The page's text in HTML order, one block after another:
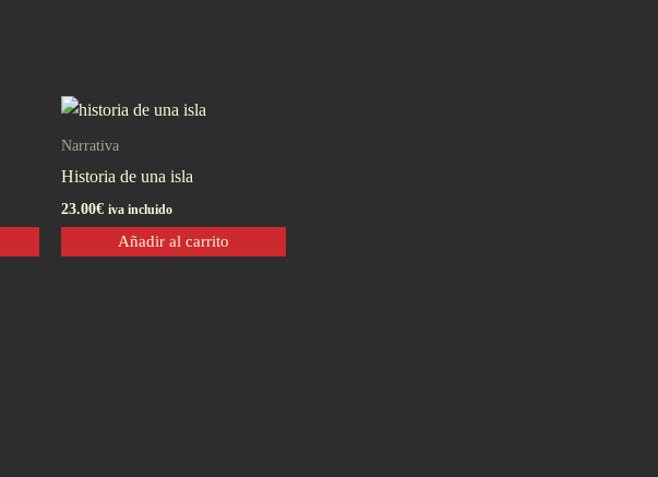
Narrativa
Historia de una isla
23.00€ iva incluido
Añadir al carrito